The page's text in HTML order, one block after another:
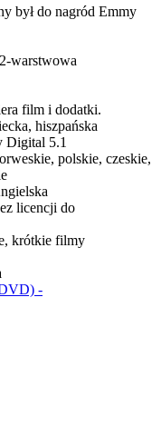
był do nagród Emmy
warstwowa
film i dodatki.
hiszpańska
Digital 5.1
polskie, czeskie,
licencji do
krótkie filmy
-